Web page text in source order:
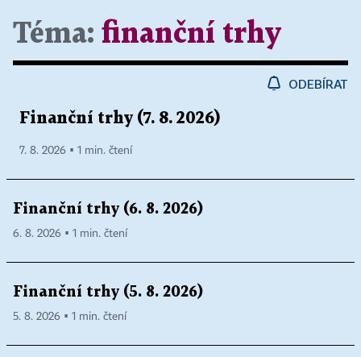
Téma: finanční trhy
ODEBÍRAT
Finanční trhy (7. 8. 2026)
7. 8. 2026 ▪ 1 min. čtení
Finanční trhy (6. 8. 2026)
6. 8. 2026 ▪ 1 min. čtení
Finanční trhy (5. 8. 2026)
5. 8. 2026 ▪ 1 min. čtení